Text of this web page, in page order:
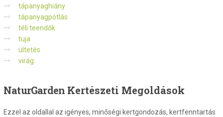
tápanyaghiány
tápanyagpótlás
téli teendők
tuja
ültetés
virág
NaturGarden Kertészeti Megoldások
Ezzel az oldallal az igényes, minőségi kertgondozás, kertfenntartás